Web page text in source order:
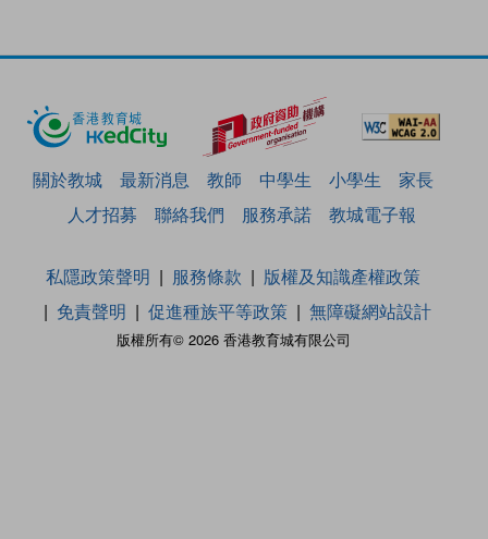
關於教城 最新消息 教師 中學生 小學生
家長
人才招募
聯絡我們 服務承諾 教城電子報
版權所有© 2026 香港教育城有限公司
私隱政策聲明 服務條款
版權及知識產權政策
免責聲明
促進種族平等政策 無障礙網站設計